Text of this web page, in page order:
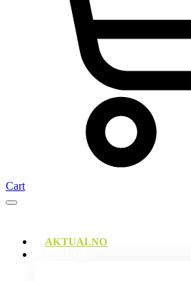
Cart
AKTUALNO